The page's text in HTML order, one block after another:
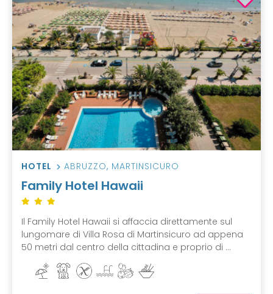
HOTEL ABRUZZO, MARTINSICURO
Family Hotel Hawaii
Il Family Hotel Hawaii si affaccia direttamente sul
lungomare di Villa Rosa di Martinsicuro ad appena
50 metri dal centro della cittadina e proprio di ...